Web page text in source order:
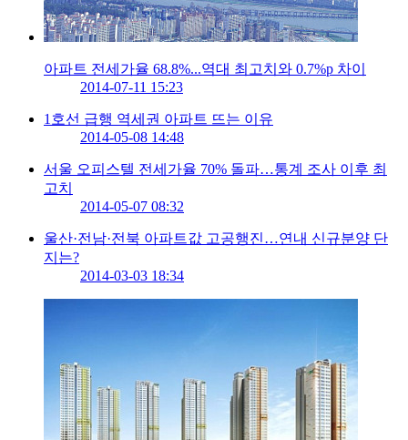
아파트 전세가율 68.8%...역대 최고치와 0.7%p 차이
2014-07-11 15:23
1호선 급행 역세권 아파트 뜨는 이유
2014-05-08 14:48
서울 오피스텔 전세가율 70% 돌파…통계 조사 이후 최
고치
2014-05-07 08:32
울산·전남·전북 아파트값 고공행진…연내 신규분양 단
지는?
2014-03-03 18:34